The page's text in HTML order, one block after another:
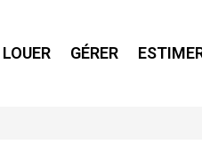
LOUER GÉRER